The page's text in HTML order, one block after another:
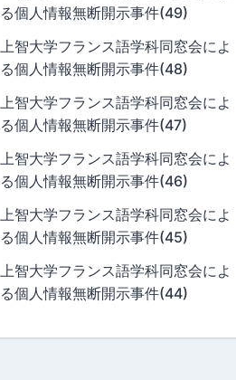
る個人情報無断開示事件(49)
上智大学フランス語学科同窓会によ
る個人情報無断開示事件(48)
上智大学フランス語学科同窓会によ
る個人情報無断開示事件(47)
上智大学フランス語学科同窓会によ
る個人情報無断開示事件(46)
上智大学フランス語学科同窓会によ
る個人情報無断開示事件(45)
上智大学フランス語学科同窓会によ
る個人情報無断開示事件(44)